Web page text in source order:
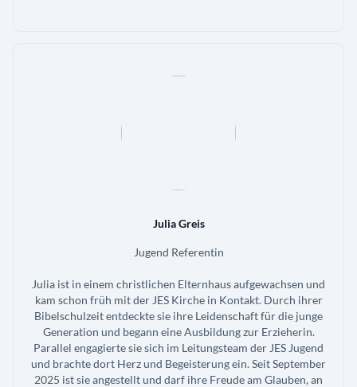
Julia Greis
Jugend Referentin
Julia ist in einem christlichen Elternhaus aufgewachsen und
kam schon früh mit der JES Kirche in Kontakt. Durch ihrer
Bibelschulzeit entdeckte sie ihre Leidenschaft für die junge
Generation und begann eine Ausbildung zur Erzieherin.
Parallel engagierte sie sich im Leitungsteam der JES Jugend
und brachte dort Herz und Begeisterung ein. Seit September
2025 ist sie angestellt und darf ihre Freude am Glauben, an